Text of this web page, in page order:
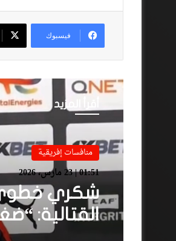
فيسبوك
أقرأ المزيد
منافسات إفريقية
01:51 | 23 مارس، 2026
شكري خطوي
القتالية:
ومارجعناش